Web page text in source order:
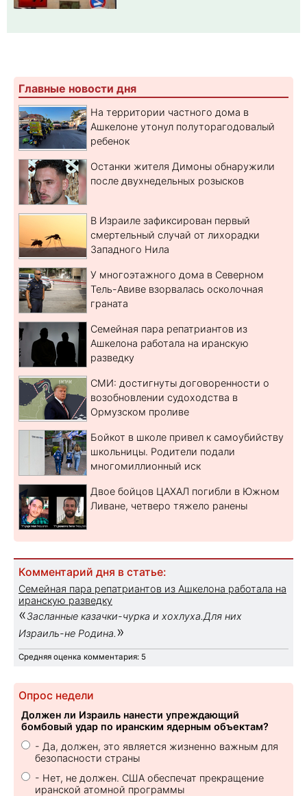
Главные новости дня
На территории частного дома в
Ашкелоне утонул полуторагодовалый
ребенок
Останки жителя Димоны обнаружили
после двухнедельных розысков
В Израиле зафиксирован первый
смертельный случай от лихорадки
Западного Нила
У многоэтажного дома в Северном
Тель-Авиве взорвалась осколочная
граната
Семейная пара репатриантов из
Ашкелона работала на иранскую
разведку
СМИ: достигнуты договоренности о
возобновлении судоходства в
Ормузском проливе
Бойкот в школе привел к самоубийству
школьницы. Родители подали
многомиллионный иск
Двое бойцов ЦАХАЛ погибли в Южном
Ливане, четверо тяжело ранены
Комментарий дня в статье:
Семейная пара репатриантов из Ашкелона работала на
иранскую разведку
«Засланные казачки-чурка и хохлуха.Для них
Израиль-не Родина. »
Средняя оценка комментария: 5
Опрос недели
Должен ли Израиль нанести упреждающий
бомбовый удар по иранским ядерным объектам?
- Да, должен, это является жизненно важным для
безопасности страны
- Нет, не должен. США обеспечат прекращение
иранской атомной программы